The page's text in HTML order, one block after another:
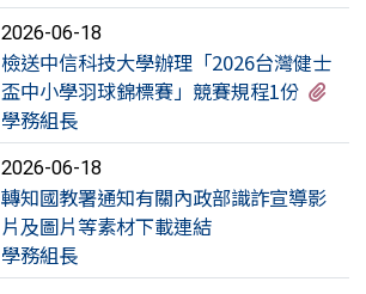
2026-06-18
檢送中信科技大學辦理「2026台灣健士
盃中小學羽球錦標賽」競賽規程1份
學務組長
2026-06-18
轉知國教署通知有關內政部識詐宣導影
片及圖片等素材下載連結
學務組長